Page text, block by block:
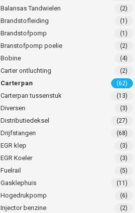
Balansas Tandwielen (2)
Brandstofleiding (1)
Brandstofpomp (1)
Branstofpomp poelie (2)
Bobine (4)
Carter ontluchting (2)
Carterpan (62)
Carterpan tussenstuk (13)
Diversen (3)
Distributiedeksel (27)
Drijfstangen (68)
EGR klep (3)
EGR Koeler (3)
Fuelrail (5)
Gasklephuis (11)
Hogedrukpomp (6)
Injector benzine (2)